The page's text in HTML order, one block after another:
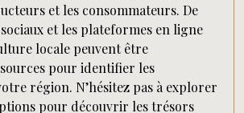
et les consommateurs. De
et les plateformes en ligne
locale peuvent être
pour identifier les
région. N’hésitez pas à explorer
pour découvrir les trésors